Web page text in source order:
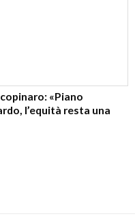
«Piano
l’equità resta una